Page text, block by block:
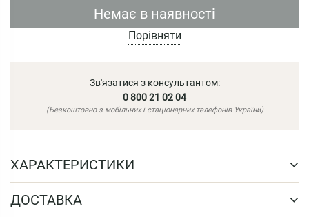
Немає в наявності
Порівняти
Зв'язатися з консультантом:
0 800 21 02 04
(Безкоштовно з мобільних і стаціонарних телефонів України)
ХАРАКТЕРИСТИКИ
ДОСТАВКА